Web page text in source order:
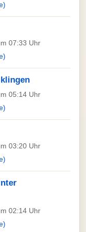
07:33 Uhr
05:14 Uhr
03:20 Uhr
02:14 Uhr